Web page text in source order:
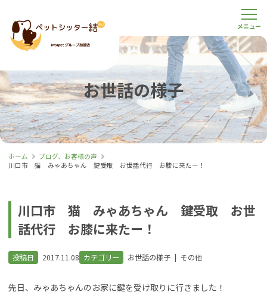
お世話の様子
ホーム
ブログ、お客様の声
川口市 猫 みゃあちゃん 鍵受取 お世話代行 お膝に来たー！
川口市 猫 みゃあちゃん 鍵受取 お世
話代行 お膝に来たー！
投稿日 2017.11.08 カテゴリー お世話の様子 | その他
先日、みゃあちゃんのお家に鍵を受け取りに行きました！